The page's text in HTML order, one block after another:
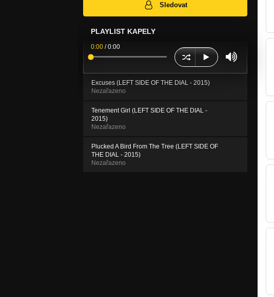
Sledovat
PLAYLIST KAPELY
0:00 /0:00
Excuses (LEFT SIDE OF THE DIAL - 2015)
Nezařazeno
Tenement Girl (LEFT SIDE OF THE DIAL -
2015)
Nezařazeno
Plucked A Bird From The Tree (LEFT SIDE OF
THE DIAL - 2015)
Nezařazeno